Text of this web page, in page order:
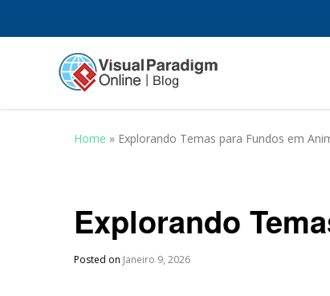
Home » Explorando Temas para Fundos em
Explorando
Posted on Janeiro 9, 2026